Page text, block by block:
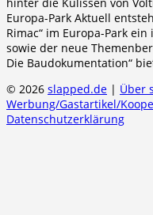
hinter die Kulissen von
Europa-Park Aktuell
Rimac“ im Europa-Park
sowie der neue
Die Baudokumentation“
© 2026 slapped.de | Über
Werbung/Gastartikel/
Datenschutzerklärung